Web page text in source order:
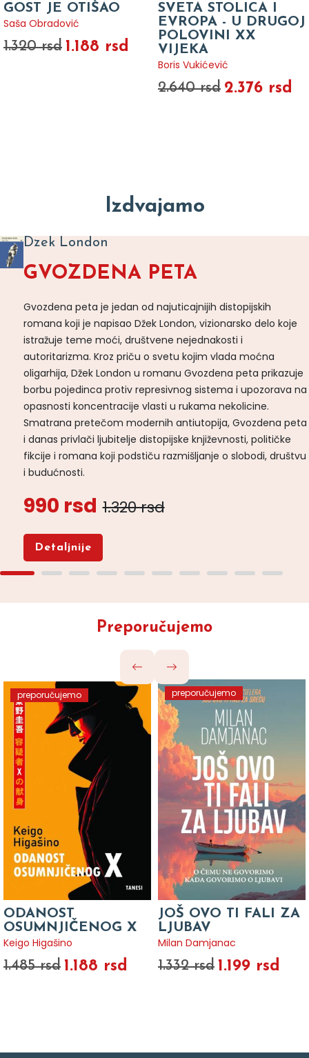
GOST JE OTIŠAO
Saša Obradović
1.320 rsd 1.188 rsd
SVETA STOLICA I
EVROPA - U DRUGOJ
POLOVINI XX
VIJEKA
Boris Vukićević
2.640 rsd 2.376 rsd
Izdvajamo
Dzek London
GVOZDENA PETA
Gvozdena peta je jedan od najuticajnijih distopijskih
romana koji je napisao Džek London, vizionarsko delo koje
istražuje teme moći, društvene nejednakosti i
autoritarizma. Kroz priču o svetu kojim vlada moćna
oligarhija, Džek London u romanu Gvozdena peta prikazuje
borbu pojedinca protiv represivnog sistema i upozorava na
opasnosti koncentracije vlasti u rukama nekolicine.
Smatrana pretečom modernih antiutopija, Gvozdena peta
i danas privlači ljubitelje distopijske književnosti, političke
fikcije i romana koji podstiču razmišljanje o slobodi, društvu
i budućnosti.
990 rsd 1.320 rsd
Detaljnije
Preporučujemo
preporučujemo
ODANOST
OSUMNJIČENOG X
Keigo Higašino
1.485 rsd 1.188 rsd
preporučujemo
JOŠ OVO TI FALI ZA
LJUBAV
Milan Damjanac
1.332 rsd 1.199 rsd